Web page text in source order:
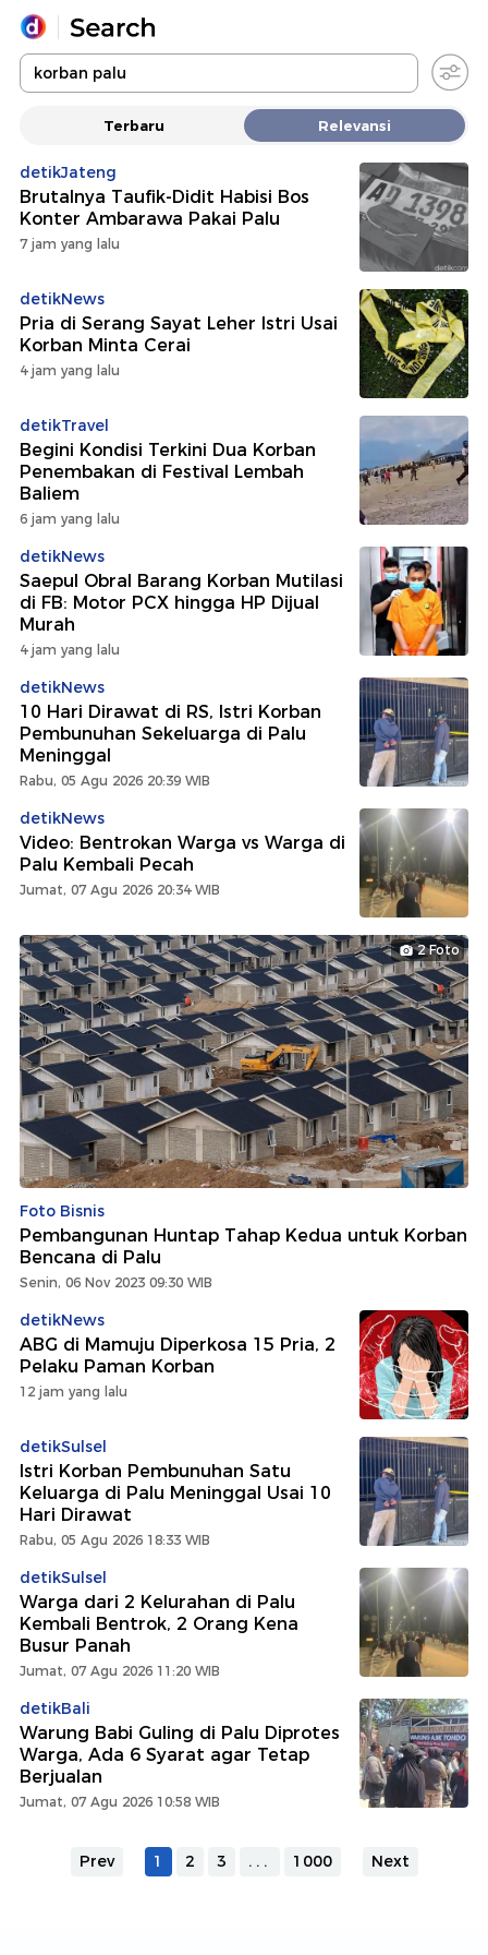
Yang sedang ramai dicari
Promoted
Terakhir yang dicari
Terbaru Relevansi
detikJateng
Brutalnya Taufik-Didit Habisi Bos
Konter Ambarawa Pakai Palu
7 jam yang lalu
detikNews
Pria di Serang Sayat Leher Istri Usai
Korban Minta Cerai
4 jam yang lalu
detikTravel
Begini Kondisi Terkini Dua Korban
Penembakan di Festival Lembah
Baliem
6 jam yang lalu
detikNews
Saepul Obral Barang Korban Mutilasi
di FB: Motor PCX hingga HP Dijual
Murah
4 jam yang lalu
detikNews
10 Hari Dirawat di RS, Istri Korban
Pembunuhan Sekeluarga di Palu
Meninggal
Rabu, 05 Agu 2026 20:39 WIB
detikNews
Video: Bentrokan Warga vs Warga di
Palu Kembali Pecah
Jumat, 07 Agu 2026 20:34 WIB
2 Foto
Foto Bisnis
Pembangunan Huntap Tahap Kedua untuk Korban
Bencana di Palu
Senin, 06 Nov 2023 09:30 WIB
detikNews
ABG di Mamuju Diperkosa 15 Pria, 2
Pelaku Paman Korban
12 jam yang lalu
detikSulsel
Istri Korban Pembunuhan Satu
Keluarga di Palu Meninggal Usai 10
Hari Dirawat
Rabu, 05 Agu 2026 18:33 WIB
detikSulsel
Warga dari 2 Kelurahan di Palu
Kembali Bentrok, 2 Orang Kena
Busur Panah
Jumat, 07 Agu 2026 11:20 WIB
detikBali
Warung Babi Guling di Palu Diprotes
Warga, Ada 6 Syarat agar Tetap
Berjualan
Jumat, 07 Agu 2026 10:58 WIB
Prev 1 2 3 ... 1000 Next